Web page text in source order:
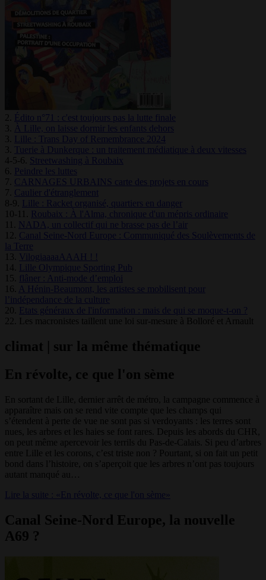
Édito n°71 : c'est toujours pas la lutte finale
3.
À Lille, on laisse dormir les enfants dehors
3.
Lille : Trans Day of Remembrance 2024
3.
Tuerie à Dunkerque : un traitement médiatique à deux vitesses
4-5-6.
Streetwashing à Roubaix
6.
Peindre les luttes
7. CARNAGES URBAINS carte des projets en cours
7. Caulier d'étranglement
8-9.
Lille : Racket organisé, quartiers en danger
10-11.
Roubaix : À l'Alma, chronique d'un mépris ordinaire
NADA, un collectif qui ne brasse pas de l’air
Canal Seine-Nord Europe : Communiqué des Soulèvements de
la Terre
13.
VilogiaaaaAAAH ! !
14.
Lille Olympique Sporting Pub
15.
flâner : Anti-mode d’emploi
16.
A Hénin-Beaumont, les artistes se mobilisent pour
l’indépendance de la culture
20.
Etats généraux de l'information : mais de qui se moque-t-on ?
22. Les macronistes taillent une loi sur-mesure à Bolloré et Arnault
climat | sur la même thématique
En révolte, ce que l'on sème
En sortant de Lille, dernier arrêt de métro, la campagne commence à
apparaître mais on se rend vite compte que les champs qui
s’étendent à perte de vue ne sont pas si verdoyants : les terres sont
nues, les arbres et les haies se font rares. Depuis les abords du CHR,
on peut même apercevoir les terrils du Pas-de-Calais. Si peu d’arbres
entre Lille et les corons, c’est triste non ? Pourtant, si on fait un petit
bond dans l’histoire, on s’aperçoit que les arbres n’ont pas toujours
autant manqué au…
Lire la suite : «En révolte, ce que l'on sème»
Canal Seine-Nord Europe, la nouvelle
A69 ?